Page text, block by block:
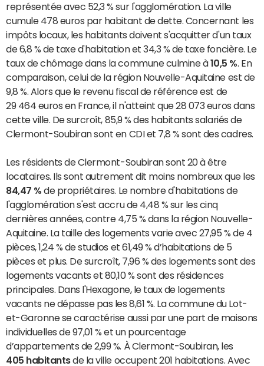
représentée avec 52,3 % sur l'agglomération. La ville
cumule 478 euros par habitant de dette. Concernant les
impôts locaux, les habitants doivent s'acquitter d'un taux
de 6,8 % de taxe d'habitation et 34,3 % de taxe foncière. Le
taux de chômage dans la commune culmine à10,5 % . En
comparaison, celui de la région Nouvelle-Aquitaine est de
9,8 %. Alors que le revenu fiscal de référence est de
29 464 euros en France, il n'atteint que 28 073 euros dans
cette ville. De surcroît, 85,9 % des habitants salariés de
Clermont-Soubiran sont en CDI et 7,8 % sont des cadres.
Les résidents de Clermont-Soubiran sont 20 à être
locataires. Ils sont autrement dit moins nombreux que les
84,47 % de propriétaires. Le nombre d'habitations de
l'agglomération s'est accru de 4,48 % sur les cinq
dernières années, contre 4,75 % dans la région Nouvelle-
Aquitaine. La taille des logements varie avec 27,95 % de 4
pièces, 1,24 % de studios et 61,49 % d’habitations de 5
pièces et plus. De surcroît, 7,96 % des logements sont des
logements vacants et 80,10 % sont des résidences
principales. Dans l'Hexagone, le taux de logements
vacants ne dépasse pas les 8,61 %. La commune du Lot-
et-Garonne se caractérise aussi par une part de maisons
individuelles de 97,01 % et un pourcentage
d’appartements de 2,99 %. À Clermont-Soubiran, les
405 habitantsde la ville occupent 201 habitations. Avec